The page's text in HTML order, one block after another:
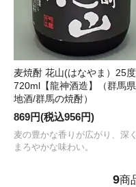
麦焼酎 花山(はなやま）25度
720ml【龍神酒造】（群馬
地酒/群馬の焼酎）
869円(税込956円)
麦の豊かな香りが広がり、深く
まろやかな味わい。
9商